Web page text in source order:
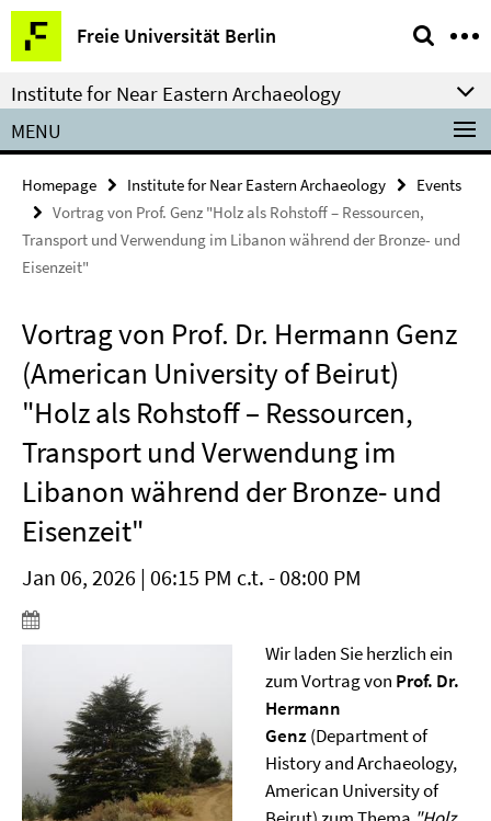
Springe
direkt
zu
Inhalt
Freie Universität Berlin
Service
Navigation
Institute for Near Eastern Archaeology
MENU
Homepage Institute for Near Eastern Archaeology
Events
Vortrag von Prof. Genz "Holz als Rohstoff – Ressourcen,
Transport und Verwendung im Libanon während der Bronze- und
Eisenzeit"
Vortrag von Prof. Dr. Hermann Genz
(American University of Beirut)
"Holz als Rohstoff – Ressourcen,
Transport und Verwendung im
Libanon während der Bronze- und
Eisenzeit"
Jan 06, 2026 | 06:15 PM c.t. - 08:00 PM
Wir laden Sie herzlich ein
zum Vortrag von Prof. Dr.
Hermann
Genz(Department of
History and Archaeology,
American University of